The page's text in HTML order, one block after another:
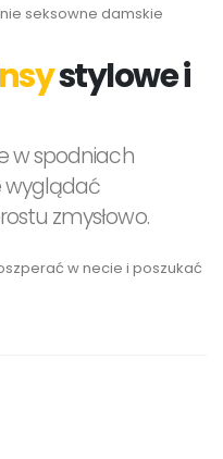
stylowe i
w spodniach
wyglądać
zmysłowo.
w necie i poszukać